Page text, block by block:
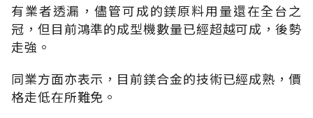
有業者透漏，儘管可成的鎂原料用量還在全台之
冠，但目前鴻準的成型機數量已經超越可成，後勢
走強。
同業方面亦表示，目前鎂合金的技術已經成熟，價
格走低在所難免。